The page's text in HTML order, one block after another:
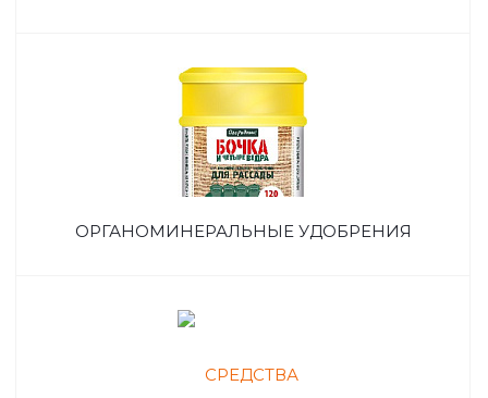
ОРГАНОМИНЕРАЛЬНЫЕ УДОБРЕНИЯ